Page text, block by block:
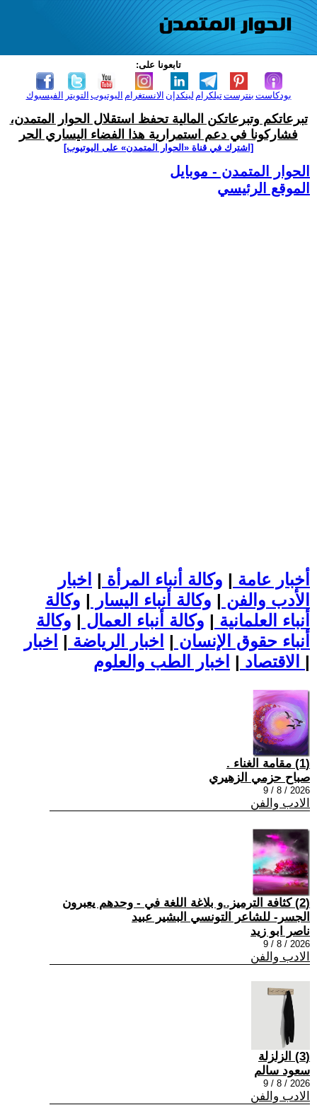
تابعونا على:
الفيسبوك التويتر اليوتيوب الانستغرام لينكدإن تيلكرامبنترست بودكاست
تبرعاتكم وتبرعاتكن المالية تحفظ استقلال الحوار المتمدن،
فشاركونا في دعم استمرارية هذا الفضاء اليساري الحر
[اشترك في قناة ‫«الحوار المتمدن» على اليوتيوب]
الحوار المتمدن - موبايل
الموقع الرئيسي
أخبار عامة | وكالة أنباء المرأة | اخبار
الأدب والفن | وكالة أنباء اليسار | وكالة
أنباء العلمانية | وكالة أنباء العمال | وكالة
أنباء حقوق الإنسان | اخبار الرياضة | اخبار
الاقتصاد | |
(1) مقامة الغناء .
صباح حزمي الزهيري
2026 / 8 / 9
الادب والفن
(2) كثافة الترميز..و بلاغة اللغة في - وحدهم يعبرون
الجسر- للشاعر التونسي البشير عبيد
ناصر ابو زيد
2026 / 8 / 9
الادب والفن
(3) الزلزلة
سعود سالم
2026 / 8 / 9
الادب والفن